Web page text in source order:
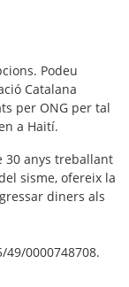
Podeu
Catalana
per ONG per tal
a Haití.
30 anys treballant
sisme, ofereix la
diners als
49/0000748708.